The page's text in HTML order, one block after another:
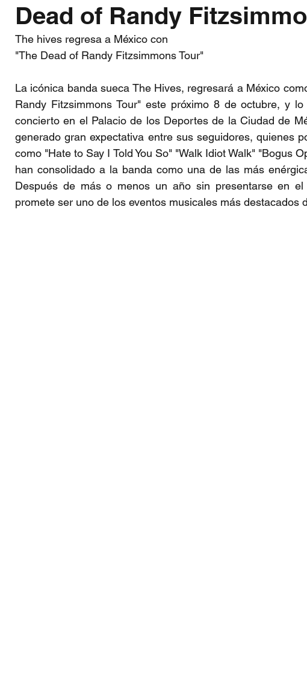
Dead of Randy
The hives regresa a México con
"The Dead of Randy Fitzsimmons Tour"
La icónica banda sueca The Hives, regresará a México
Randy Fitzsimmons Tour" este próximo 8 de octubre, y
concierto en el Palacio de los Deportes de la Ciudad de
generado gran expectativa entre sus seguidores, quienes
como "Hate to Say I Told You So" "Walk Idiot Walk" "Bogus
han consolidado a la banda como una de las más
Después de más o menos un año sin presentarse en
promete ser uno de los eventos musicales más destacados